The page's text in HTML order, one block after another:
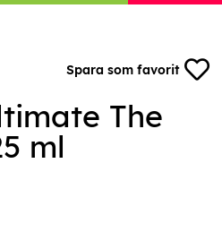
Spara som favorit
The
ml